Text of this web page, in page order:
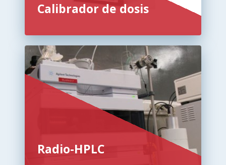
Calibrador de dosis
Radio-HPLC